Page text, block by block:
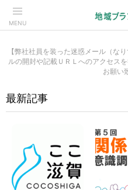
MENU
【弊社社員を装った迷惑メール（な
ルの開封や記載ＵＲＬへのアクセス
お願い
最新記事